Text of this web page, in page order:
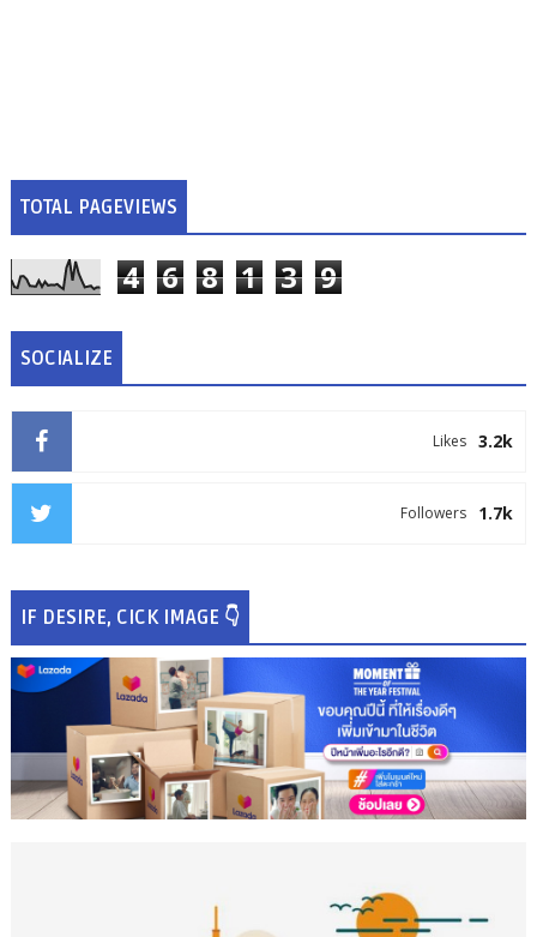
TOTAL PAGEVIEWS
4 6 8 1 3 9
SOCIALIZE
3.2k
Likes
1.7k
Followers
IF DESIRE, CICK IMAGE 👇